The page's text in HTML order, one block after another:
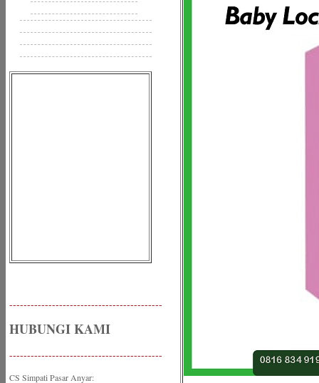
-------------------------------------------
HUBUNGI KAMI
-------------------------------------------
CS Simpati Pasar Anyar: